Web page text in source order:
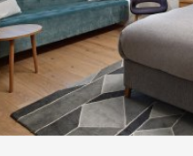
BROTTFÖR
HERBERGI